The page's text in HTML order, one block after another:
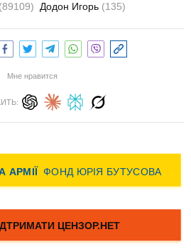
(89109) Додон Игорь (135)
Мне нравится